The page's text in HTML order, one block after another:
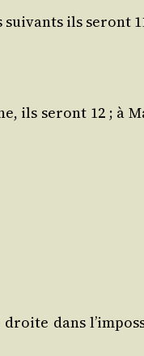
ils seront
ils seront 12 ; à
dans